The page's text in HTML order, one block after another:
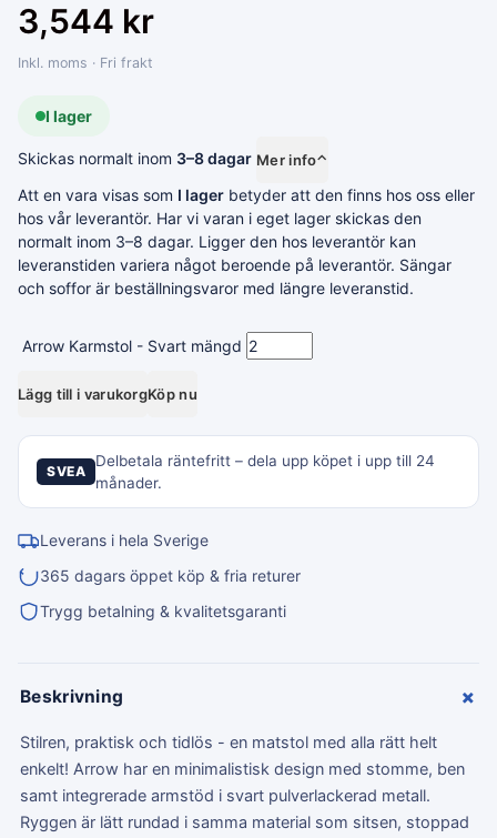
3,544 kr
Inkl. moms · Fri frakt
I lager
Skickas normalt inom 3–8 dagar Mer info⌃
Att en vara visas som I lager betyder att den finns hos oss eller
hos vår leverantör. Har vi varan i eget lager skickas den
normalt inom 3–8 dagar. Ligger den hos leverantör kan
leveranstiden variera något beroende på leverantör. Sängar
och soffor är beställningsvaror med längre leveranstid.
Arrow Karmstol - Svart mängd
Lägg till i varukorgKöp nu
SVEA
Delbetala räntefritt – dela upp köpet i upp till 24
månader.
Leverans i hela Sverige
365 dagars öppet köp & fria returer
Trygg betalning & kvalitetsgaranti
Beskrivning +
Stilren, praktisk och tidlös - en matstol med alla rätt helt
enkelt! Arrow har en minimalistisk design med stomme, ben
samt integrerade armstöd i svart pulverlackerad metall.
Ryggen är lätt rundad i samma material som sitsen, stoppad